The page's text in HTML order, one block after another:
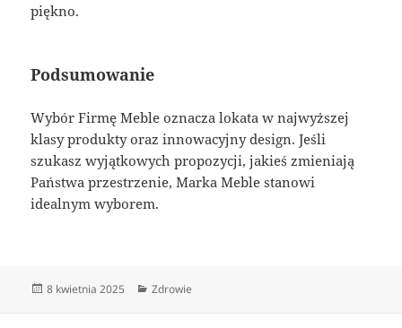
piękno.
Podsumowanie
Wybór Firmę Meble oznacza lokata w najwyższej
klasy produkty oraz innowacyjny design. Jeśli
szukasz wyjątkowych propozycji, jakieś zmieniają
Państwa przestrzenie, Marka Meble stanowi
idealnym wyborem.
Data
8 kwietnia 2025 Kategorie
Zdrowie